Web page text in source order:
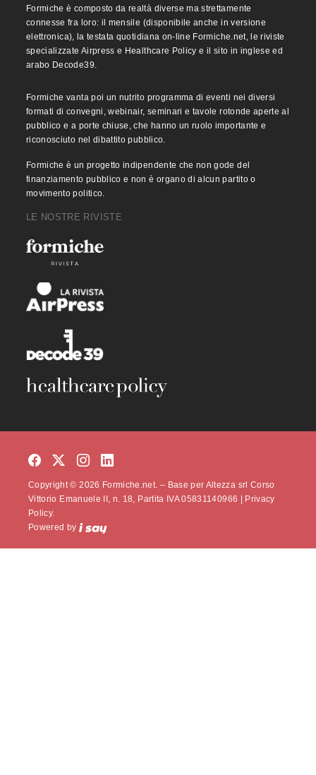
Formiche è composto da realtà diverse ma strettamente
connesse fra loro: il mensile (disponibile anche in versione
elettronica), la testata quotidiana on-line Formiche.net, le riviste
specializzate Airpress e Healthcare Policy e il sito in inglese ed
arabo Decode39.
Formiche vanta poi un nutrito programma di eventi nei diversi
formati di convegni, webinair, seminari e tavole rotonde aperte al
pubblico e a porte chiuse, che hanno un ruolo importante e
riconosciuto nel dibattito pubblico.
Formiche è un progetto indipendente che non gode del
finanziamento pubblico e non è organo di alcun partito o
movimento politico.
LE NOSTRE RIVISTE
Copyright © 2026 Formiche.net. – Base per Altezza srl Corso
Vittorio Emanuele II, n. 18, Partita IVA 05831140966 |
Privacy
Policy.
Powered by